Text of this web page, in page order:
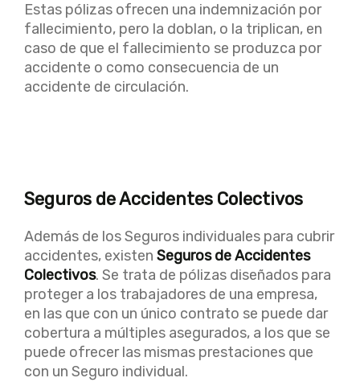
Estas pólizas ofrecen una indemnización por
fallecimiento, pero la doblan, o la triplican, en
caso de que el fallecimiento se produzca por
accidente o como consecuencia de un
accidente de circulación.
Seguros de Accidentes Colectivos
Además de los Seguros individuales para cubrir
accidentes, existen Seguros de Accidentes
Colectivos. Se trata de pólizas diseñados para
proteger a los trabajadores de una empresa,
en las que con un único contrato se puede dar
cobertura a múltiples asegurados, a los que se
puede ofrecer las mismas prestaciones que
con un Seguro individual.